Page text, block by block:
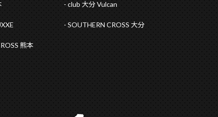
熊本
club 大分 Vulcan
SOUTHERN CROSS 大分